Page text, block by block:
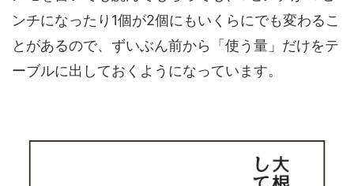
ンチになったり1個が2個にもいくらにでも変わるこ
とがあるので、ずいぶん前から「使う量」だけをテ
ーブルに出しておくようになっています。